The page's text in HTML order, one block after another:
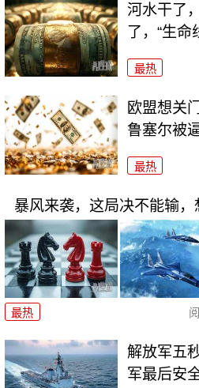
河水干了
了，“生命
最热
欧盟想关
鲁塞尔被
最热
暴风来袭，这局决不能输
最热
解放军五
军最后安